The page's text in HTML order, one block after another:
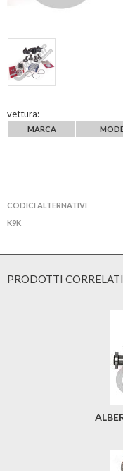
vettura:
MARCA
CODICI ALTERNATIVI
K9K
PRODOTTI CORRELATI